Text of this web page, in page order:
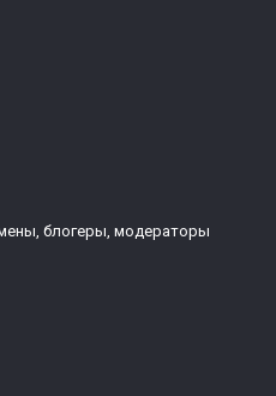
блогеры, модераторы